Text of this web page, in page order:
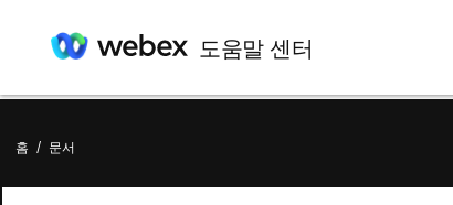
도움말 센터
홈 / 문서